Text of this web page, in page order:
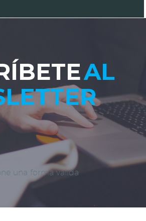
AL
una forma válida